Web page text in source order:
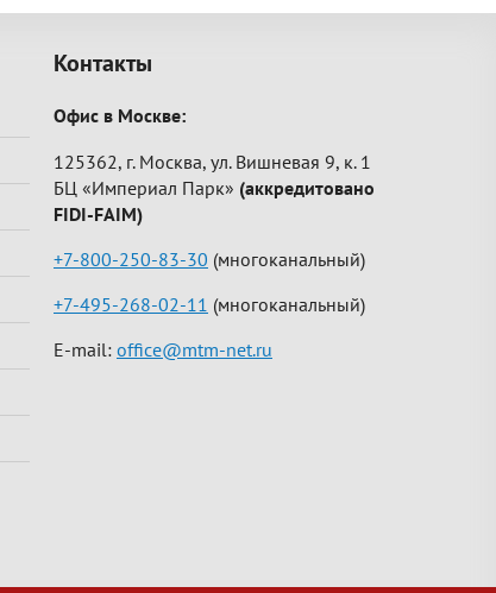
Контакты
Офис в Москве:
125362, г. Москва, ул. Вишневая 9, к. 1
БЦ «Империал Парк» (аккредитовано
FIDI-FAIM)
+7-800-250-83-30 (многоканальный)
+7-495-268-02-11 (многоканальный)
E-mail: office@mtm-net.ru